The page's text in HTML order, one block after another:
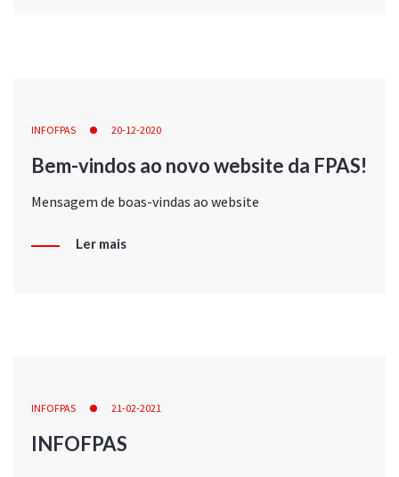
INFOFPAS 20-12-2020
Bem-vindos ao novo website da FPAS!
Mensagem de boas-vindas ao website
Ler mais
INFOFPAS 21-02-2021
INFOFPAS